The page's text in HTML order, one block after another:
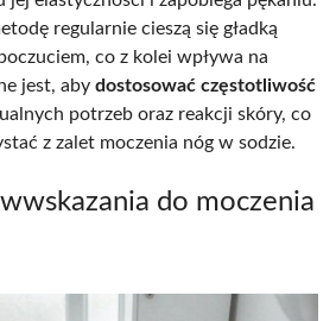
regularnie cieszą się gładką
co z kolei wpływa na
jest, aby dostosować częstotliwość
potrzeb oraz reakcji skóry, co
z zalet moczenia nóg w sodzie.
do moczenia